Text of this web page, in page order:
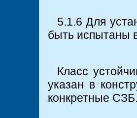
5.1.6 Для
быть испытаны
Класс
указан в
конкретные